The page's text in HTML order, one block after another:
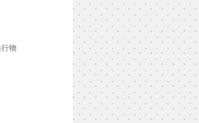
行物